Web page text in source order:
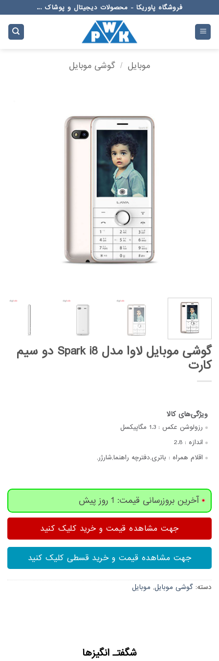
to
content
فروشگاه پاوریکا - محصولات دیجیتال و پوشاک ...
موبایل / گوشی موبایل
گوشی موبایل لاوا مدل Spark i8 دو سیم
کارت
رزولوشن عکس : 1.3 مگاپیکسل
اندازه : 2.8
اقلام همراه : باتری,دفترچه‌ راهنما,شارژر,
آخرین بروزرسانی قیمت: 1 روز پیش
جهت مشاهده قیمت و خرید کلیک کنید
جهت مشاهده قیمت و خرید قسطی کلیک کنید
دسته: گوشی موبایل, موبایل
شگفتـ انگیزها